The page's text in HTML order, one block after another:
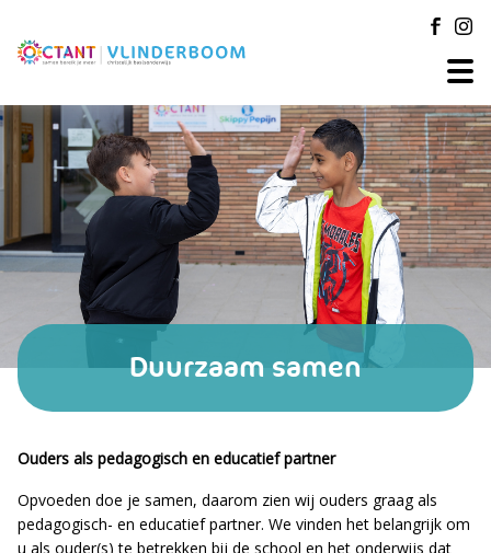
Duurzaam samen
Ouders als pedagogisch en educatief partner
Opvoeden doe je samen, daarom zien wij ouders graag als
pedagogisch- en educatief partner. We vinden het belangrijk om
u als ouder(s) te betrekken bij de school en het onderwijs dat